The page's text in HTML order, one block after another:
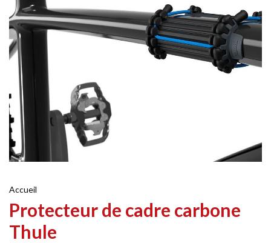
Accueil
Protecteur de cadre carbone
Thule